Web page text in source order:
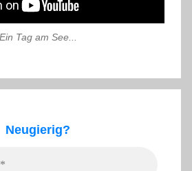
Ein Tag am See...
Neugierig?